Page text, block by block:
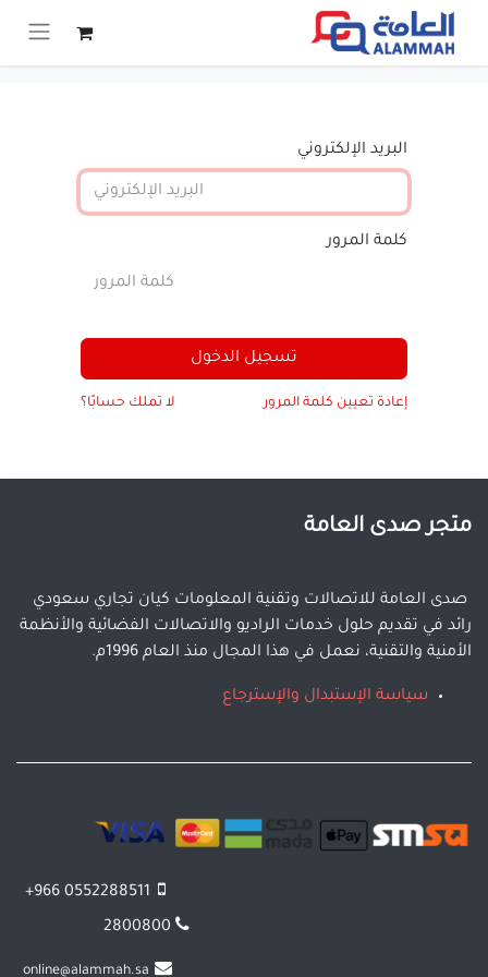
البريد الإلكتروني
كلمة المرور
تسجيل الدخول
لا تملك حسابًا؟ إعادة تعيين كلمة المرور
متجر صدى العامة
صدى العامة للاتصالات وتقنية المعلومات كيان تجاري سعودي
رائد في تقديم حلول خدمات الراديو والاتصالات الفضائية والأنظمة
الأمنية والتقنية، نعمل في هذا المجال منذ العام 1996م.
سياسة الإستبدال والإسترجاع
+966 0552288511
2800800
online@alammah.sa